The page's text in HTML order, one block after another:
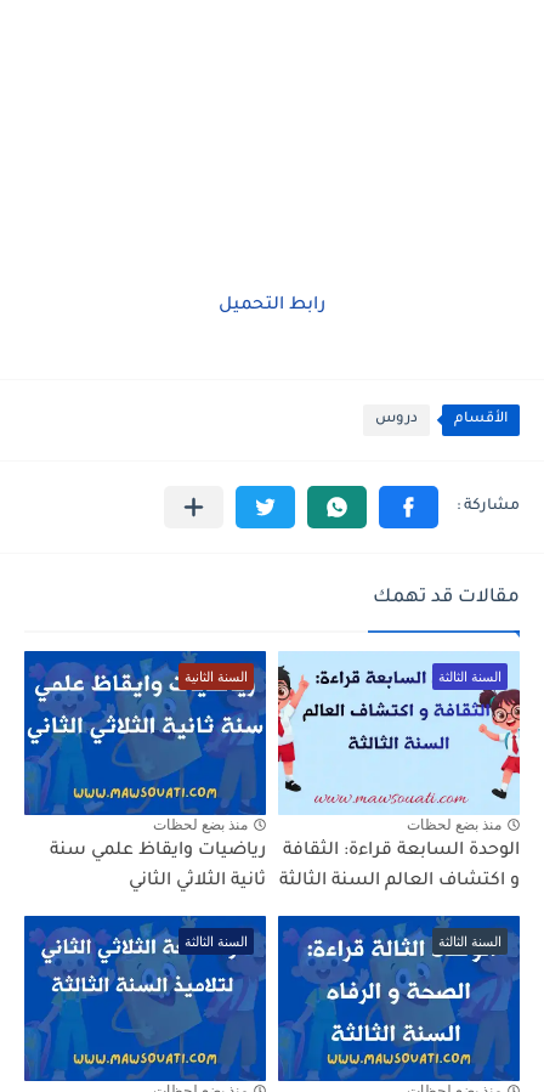
رابط التحميل
الأقسام دروس
مقالات قد تهمك
السنة الثالثة
منذ بضع لحظات
الوحدة السابعة قراءة: الثقافة
و اكتشاف العالم السنة الثالثة
السنة الثانية
منذ بضع لحظات
رياضيات وايقاظ علمي سنة
ثانية الثلاثي الثاني
السنة الثالثة السنة الثالثة